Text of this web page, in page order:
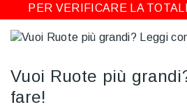
PER VERIFICARE LA
Vuoi Ruote più
fare!